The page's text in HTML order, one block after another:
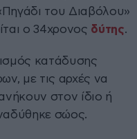
του Διαβόλου»
ο 34χρονος δύτης.
κατάδυσης
με τις αρχές να
στον ίδιο ή
σώος.